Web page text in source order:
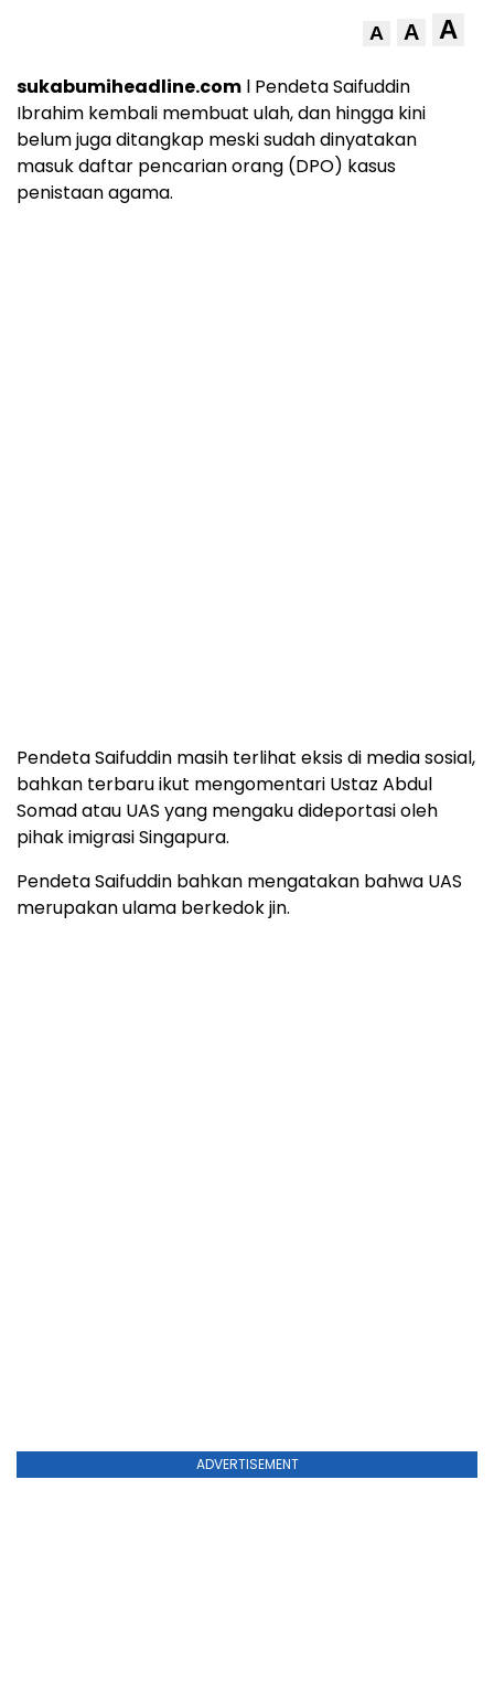
A A A
sukabumiheadline.com l Pendeta Saifuddin
Ibrahim kembali membuat ulah, dan hingga kini
belum juga ditangkap meski sudah dinyatakan
masuk daftar pencarian orang (DPO) kasus
penistaan agama.
Pendeta Saifuddin masih terlihat eksis di media sosial,
bahkan terbaru ikut mengomentari Ustaz Abdul
Somad atau UAS yang mengaku dideportasi oleh
pihak imigrasi Singapura.
Pendeta Saifuddin bahkan mengatakan bahwa UAS
merupakan ulama berkedok jin.
ADVERTISEMENT